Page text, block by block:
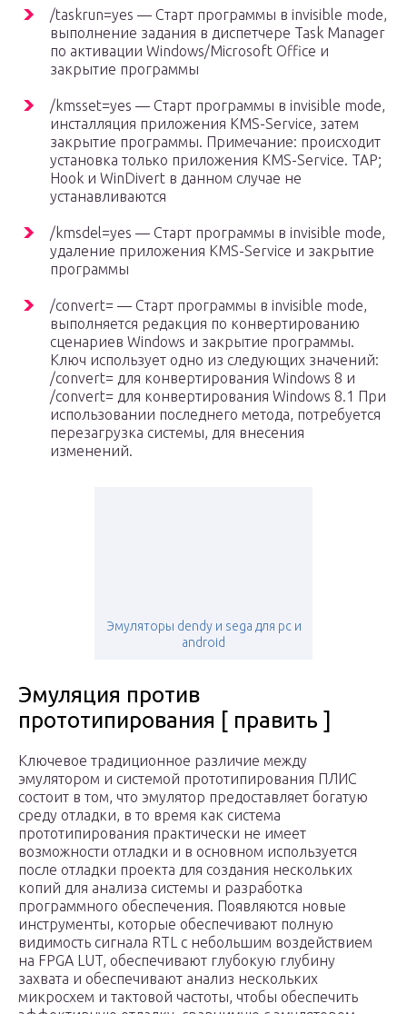
/taskrun=yes — Старт программы в invisible mode,
выполнение задания в диспетчере Task Manager
по активации Windows/Microsoft Office и
закрытие программы
/kmsset=yes — Старт программы в invisible mode,
инсталляция приложения KMS-Service, затем
закрытие программы. Примечание: происходит
установка только приложения KMS-Service. TAP;
Hook и WinDivert в данном случае не
устанавливаются
/kmsdel=yes — Старт программы в invisible mode,
удаление приложения KMS-Service и закрытие
программы
/convert= — Старт программы в invisible mode,
выполняется редакция по конвертированию
сценариев Windows и закрытие программы.
Ключ использует одно из следующих значений:
/convert= для конвертирования Windows 8 и
/convert= для конвертирования Windows 8.1 При
использовании последнего метода, потребуется
перезагрузка системы, для внесения
изменений.
Эмуляторы dendy и sega для pc и
android
Эмуляция против
прототипирования [ править ]
Ключевое традиционное различие между
эмулятором и системой прототипирования ПЛИС
состоит в том, что эмулятор предоставляет богатую
среду отладки, в то время как система
прототипирования практически не имеет
возможности отладки и в основном используется
после отладки проекта для создания нескольких
копий для анализа системы и разработка
программного обеспечения. Появляются новые
инструменты, которые обеспечивают полную
видимость сигнала RTL с небольшим воздействием
на FPGA LUT, обеспечивают глубокую глубину
захвата и обеспечивают анализ нескольких
микросхем и тактовой частоты, чтобы обеспечить